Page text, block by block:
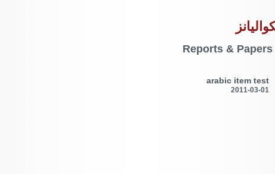
Reports & Papers
arabic item test
2011-03-01